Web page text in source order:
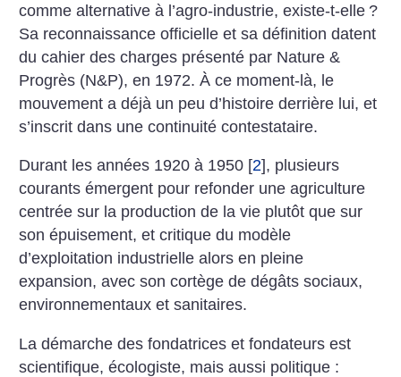
comme alternative à l’agro-industrie, existe-t-elle ?
Sa reconnaissance officielle et sa définition datent
du cahier des charges présenté par Nature &
Progrès (N&P), en 1972. À ce moment-là, le
mouvement a déjà un peu d’histoire derrière lui, et
s’inscrit dans une continuité contestataire.
Durant les années 1920 à 1950 [2], plusieurs
courants émergent pour refonder une agriculture
centrée sur la production de la vie plutôt que sur
son épuisement, et critique du modèle
d’exploitation industrielle alors en pleine
expansion, avec son cortège de dégâts sociaux,
environnementaux et sanitaires.
La démarche des fondatrices et fondateurs est
scientifique, écologiste, mais aussi politique :